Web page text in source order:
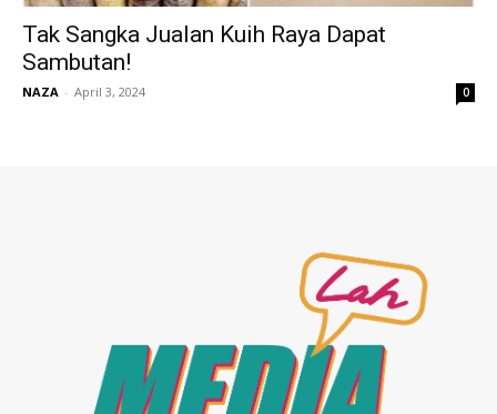
Tak Sangka Jualan Kuih Raya Dapat
Sambutan!
NAZA - April 3, 2024 0